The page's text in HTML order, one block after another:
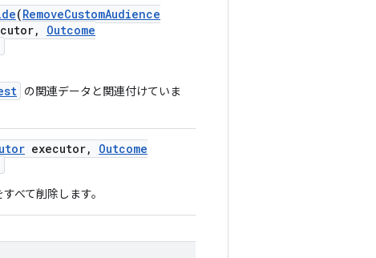
(RemoveCustomAudience
,
Outcome
の関連データと関連付けていま
executor,
Outcome
べて削除します。